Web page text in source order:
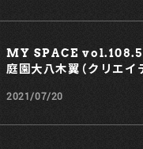
MY SPACE vol.108.5
庭園大八木翼（クリエイ
2021/07/20